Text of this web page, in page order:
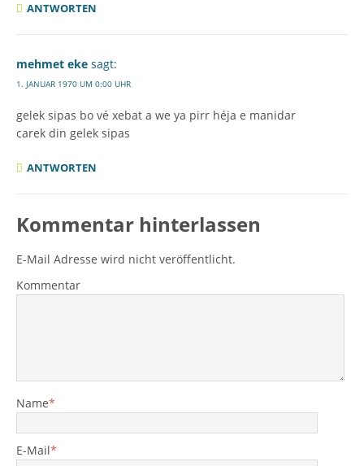
ANTWORTEN
mehmet eke sagt:
1. JANUAR 1970 UM 0:00 UHR
gelek sipas bo vé xebat a we ya pirr héja e manidar
carek din gelek sipas
ANTWORTEN
Kommentar hinterlassen
E-Mail Adresse wird nicht veröffentlicht.
Kommentar
Name*
E-Mail*